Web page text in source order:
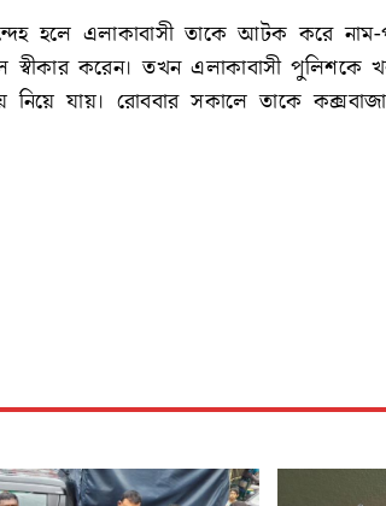
হলে এলাকাবাসী তাকে আটক করে
স্বীকার করেন। তখন এলাকাবাসী পুলিশকে
নিয়ে যায়। রোববার সকালে তাকে